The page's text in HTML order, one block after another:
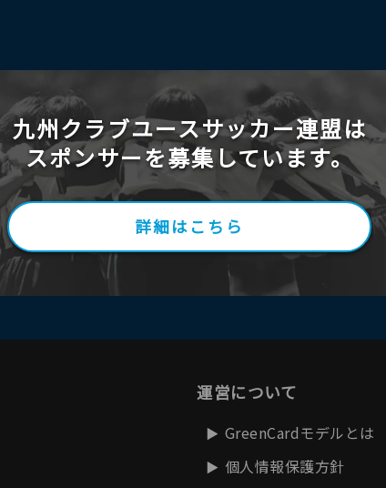
九州クラブユースサッカー連盟は
スポンサーを募集しています。
詳細はこちら
運営について
GreenCardモデルとは
個人情報保護方針